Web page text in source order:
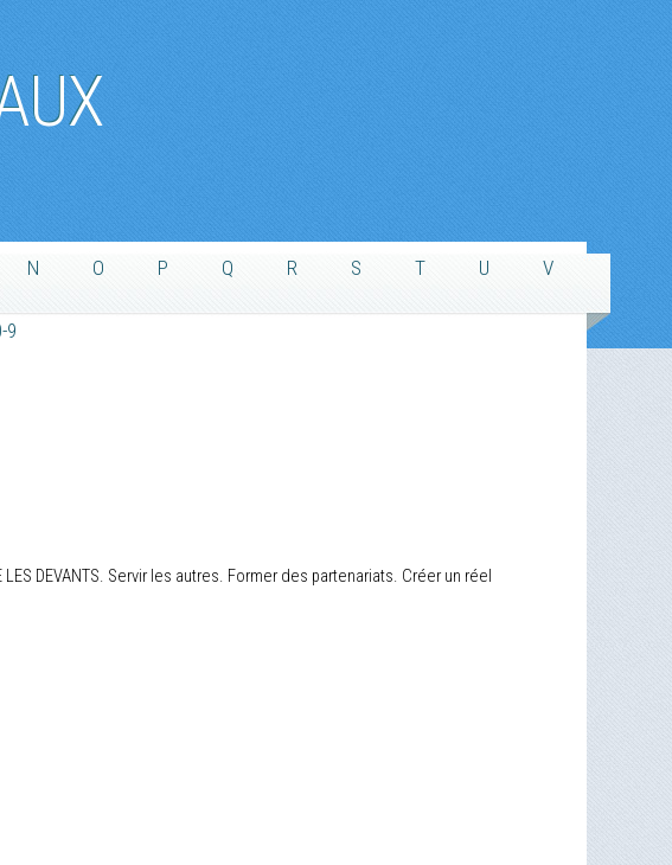
N O P Q R S T U V
9
LES DEVANTS. Servir les autres. Former des partenariats. Créer un réel